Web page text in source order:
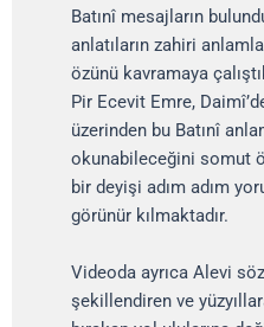
Batınî mesajların
anlatıların zahiri
özünü kavramaya
Pir Ecevit Emre,
üzerinden bu Batınî
okunabileceğini somut
bir deyişi adım adım
görünür kılmaktadır.
Videoda ayrıca Alevi
şekillendiren ve